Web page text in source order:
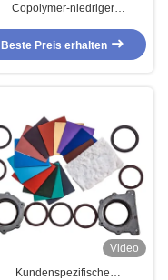
Copolymer-niedriger
Chemikalienbeständigkeit
Fluoroelastomer FKM
Beste Preis erhalten
Video
Kundenspezifische